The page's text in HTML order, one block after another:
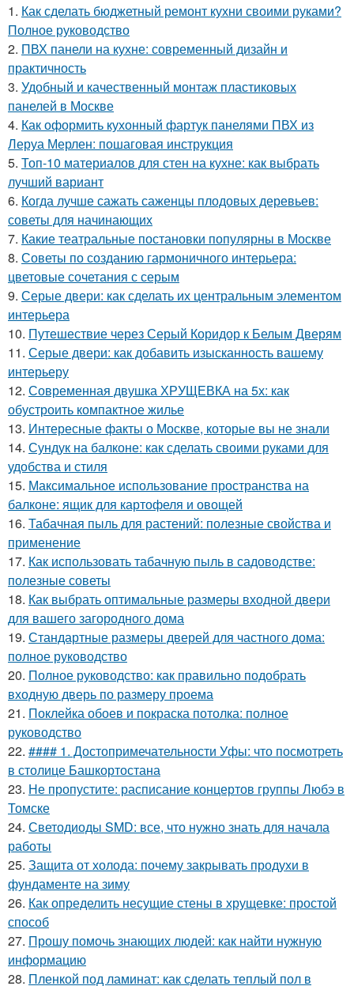
1. Как сделать бюджетный ремонт кухни своими руками?
Полное руководство
2. ПВХ панели на кухне: современный дизайн и
практичность
3. Удобный и качественный монтаж пластиковых
панелей в Москве
4. Как оформить кухонный фартук панелями ПВХ из
Леруа Мерлен: пошаговая инструкция
5. Топ-10 материалов для стен на кухне: как выбрать
лучший вариант
6. Когда лучше сажать саженцы плодовых деревьев:
советы для начинающих
7. Какие театральные постановки популярны в Москве
8. Советы по созданию гармоничного интерьера:
цветовые сочетания с серым
9. Серые двери: как сделать их центральным элементом
интерьера
10. Путешествие через Серый Коридор к Белым Дверям
11. Серые двери: как добавить изысканность вашему
интерьеру
12. Современная двушка ХРУЩЕВКА на 5х: как
обустроить компактное жилье
13. Интересные факты о Москве, которые вы не знали
14. Сундук на балконе: как сделать своими руками для
удобства и стиля
15. Максимальное использование пространства на
балконе: ящик для картофеля и овощей
16. Табачная пыль для растений: полезные свойства и
применение
17. Как использовать табачную пыль в садоводстве:
полезные советы
18. Как выбрать оптимальные размеры входной двери
для вашего загородного дома
19. Стандартные размеры дверей для частного дома:
полное руководство
20. Полное руководство: как правильно подобрать
входную дверь по размеру проема
21. Поклейка обоев и покраска потолка: полное
руководство
22. #### 1. Достопримечательности Уфы: что посмотреть
в столице Башкортостана
23. Не пропустите: расписание концертов группы Любэ в
Томске
24. Светодиоды SMD: все, что нужно знать для начала
работы
25. Защита от холода: почему закрывать продухи в
фундаменте на зиму
26. Как определить несущие стены в хрущевке: простой
способ
27. Прошу помочь знающих людей: как найти нужную
информацию
28. Пленкой под ламинат: как сделать теплый пол в